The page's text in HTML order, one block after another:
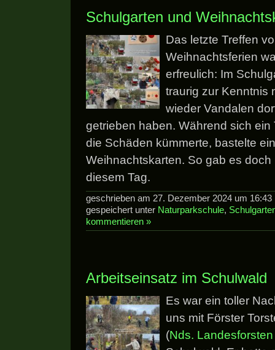
Schulgarten und
Das letzte Treffen
Weihnachtsferien
erfreulich: Im
traurig zur Kenntnis
wieder Vandalen
getrieben haben. Während sich ein
die Schäden kümmerte, bastelte
Weihnachtskarten. So gab es
diesem Tag.
geschrieben am 27. Dezember 2024 um 16:43
gespeichert unter Naturparkschule,
kommentieren »
Arbeitseinsatz im Schulwald
Es war ein toller
uns mit Förster
(Nds.